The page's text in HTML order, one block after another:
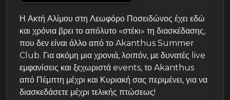
Η Ακτή Αλίμου στη Λεωφόρο Ποσειδώνος έχει εδώ
και χρόνια βρει το απόλυτο «στέκι» τη διασκέδασης,
που δεν είναι άλλο από το Akanthus Summer
Club. Για ακόμη μια χρονιά, λοιπόν, με δυνατές live
εμφανίσεις και ξεχωριστά events, το Akanthus
από Πέμπτη μέχρι και Κυριακή σας περιμένει, για να
διασκεδάσετε μέχρι τελικής πτώσεως!